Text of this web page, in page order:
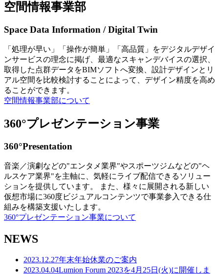
空間情報事業部
Space Data Information / Digital Twin
「処理が早い」「操作が簡単」「高品質」をデジタルデザイ
ンサービスの理念に掲げ、最適なスキャンデバイスの選択、
取得した点群データをBIMソフトへ変換、設計デザインとリ
アル空間を比較検討することによって、デザイン精度を高め
ることができます。
空間情報事業部について
360°プレゼンテーション事業
360°Presentation
音楽／演劇などの"エンタメ業界"やスポーツジムなどの"ヘ
ルスケア業界"を主軸に、気軽にライブ配信できるソリュー
ションを提供しています。 また、様々に展開される新しい
仮想市場に360度ビジュアルコンテンツで事業参入できる仕
組みを構築支援いたします。
360°プレゼンテーション事業について
NEWS
2023.12.27年末年始休業のご案内
2023.04.04Lumion Forum 2023を4月25日(火)に開催しま